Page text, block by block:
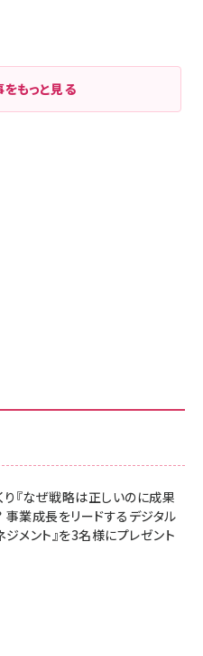
もっと見る
り『なぜ戦略は正しいのに成果
事業成長をリードするデジタル
ジメント』を3名様にプレゼント